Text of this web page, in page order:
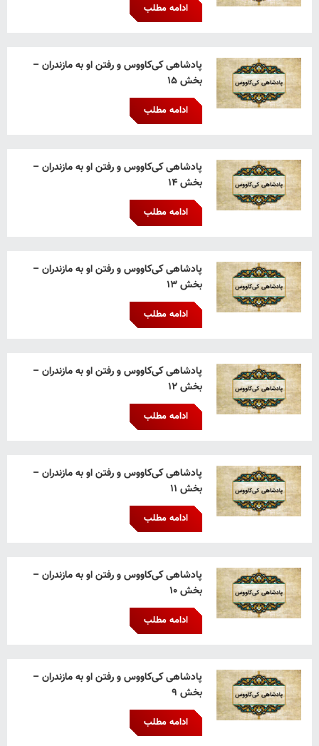
ادامه مطلب
پادشاهی کی‌کاووس و رفتن او به مازندران –
بخش ۱۵
ادامه مطلب
پادشاهی کی‌کاووس و رفتن او به مازندران –
بخش ۱۴
ادامه مطلب
پادشاهی کی‌کاووس و رفتن او به مازندران –
بخش ۱۳
ادامه مطلب
پادشاهی کی‌کاووس و رفتن او به مازندران –
بخش ۱۲
ادامه مطلب
پادشاهی کی‌کاووس و رفتن او به مازندران –
بخش ۱۱
ادامه مطلب
پادشاهی کی‌کاووس و رفتن او به مازندران –
بخش ۱۰
ادامه مطلب
پادشاهی کی‌کاووس و رفتن او به مازندران –
بخش ۹
ادامه مطلب